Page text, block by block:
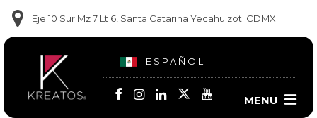
Eje 10 Sur Mz 7 Lt 6, Santa Catarina Yecahuizotl CDMX
ESPAÑOL
MENU